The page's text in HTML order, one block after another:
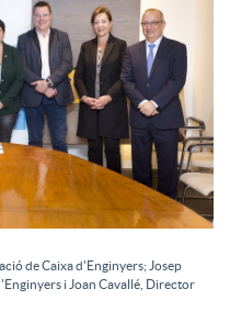
de Caixa d'Enginyers; Josep
i Joan Cavallé, Director